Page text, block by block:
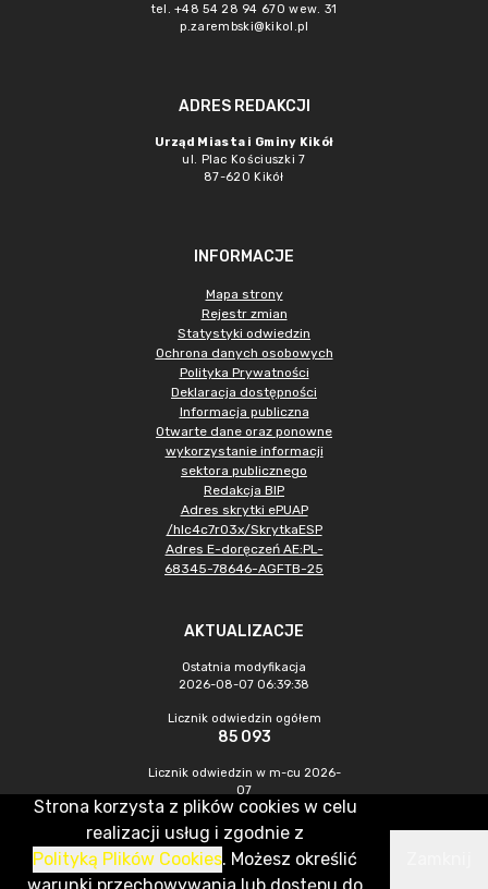
tel. +48 54 28 94 670 wew. 31
p.zarembski@kikol.pl
ADRES REDAKCJI
Urząd Miasta i Gminy Kikół
ul. Plac Kościuszki 7
87-620 Kikół
INFORMACJE
Mapa strony
Rejestr zmian
Statystyki odwiedzin
Ochrona danych osobowych
Polityka Prywatności
Deklaracja dostępności
Informacja publiczna
Otwarte dane oraz ponowne
wykorzystanie informacji
sektora publicznego
Redakcja BIP
Adres skrytki ePUAP
/hlc4c7r03x/SkrytkaESP
Adres E-doręczeń AE:PL-
68345-78646-AGFTB-25
AKTUALIZACJE
Ostatnia modyfikacja
2026-08-07 06:39:38
Licznik odwiedzin ogółem
85 093
Licznik odwiedzin w m-cu 2026-
07
297
CMS & Hosting: Nefeni Sp. z o.o.
Strona korzysta z plików cookies w celu
realizacji usług i zgodnie z
Polityką Plików Cookies. Możesz określić